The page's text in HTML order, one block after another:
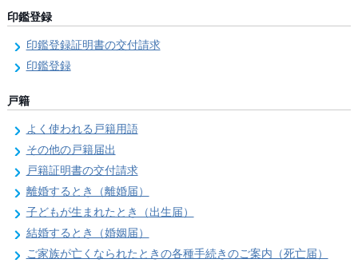
印鑑登録
印鑑登録証明書の交付請求
印鑑登録
戸籍
よく使われる戸籍用語
その他の戸籍届出
戸籍証明書の交付請求
離婚するとき（離婚届）
子どもが生まれたとき（出生届）
結婚するとき（婚姻届）
ご家族が亡くなられたときの各種手続きのご案内（死亡届）